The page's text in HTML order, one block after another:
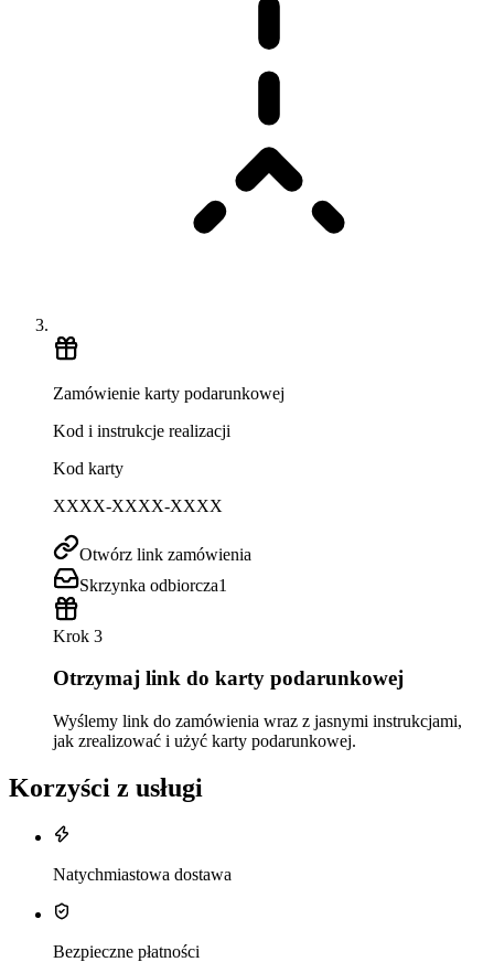
Zamówienie karty podarunkowej
Kod i instrukcje realizacji
Kod karty
XXXX-XXXX-XXXX
Otwórz link zamówienia
Skrzynka odbiorcza1
Krok 3
Otrzymaj link do karty podarunkowej
Wyślemy link do zamówienia wraz z jasnymi instrukcjami,
jak zrealizować i użyć karty podarunkowej.
Korzyści z usługi
Natychmiastowa dostawa
Bezpieczne płatności